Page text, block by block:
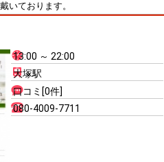
いております。
13:00 ～ 22:00
大塚駅
口コミ[0件]
080-4009-7711